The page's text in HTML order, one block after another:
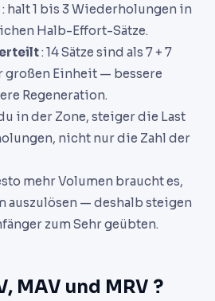
: halt 1 bis 3 Wiederholungen in
Halb-Effort-Sätze.
: 14 Sätze sind als 7 + 7
großen Einheit — bessere
Regeneration.
in der Zone, steiger die Last
nicht nur die Zahl der
mehr Volumen braucht es,
auszulösen — deshalb steigen
zum Sehr geübten.
MAV und MRV ?